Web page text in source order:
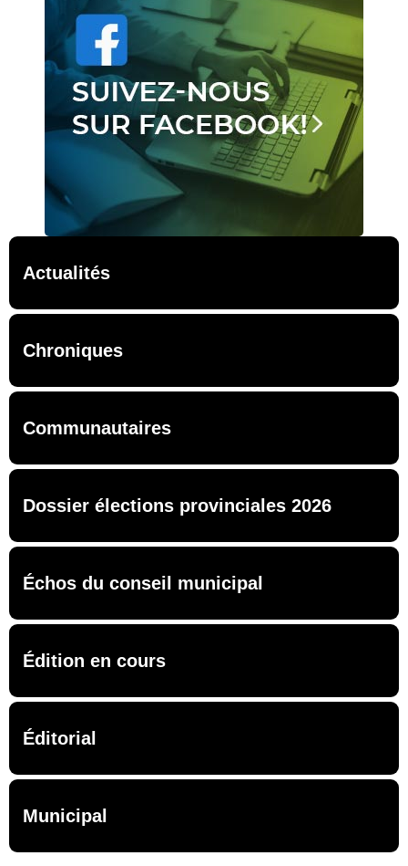
Actualités
Chroniques
Communautaires
Dossier élections provinciales 2026
Échos du conseil municipal
Édition en cours
Éditorial
Municipal